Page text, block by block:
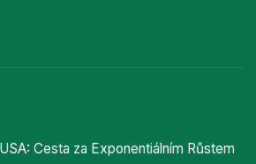
Cesta za Exponentiálním Růstem